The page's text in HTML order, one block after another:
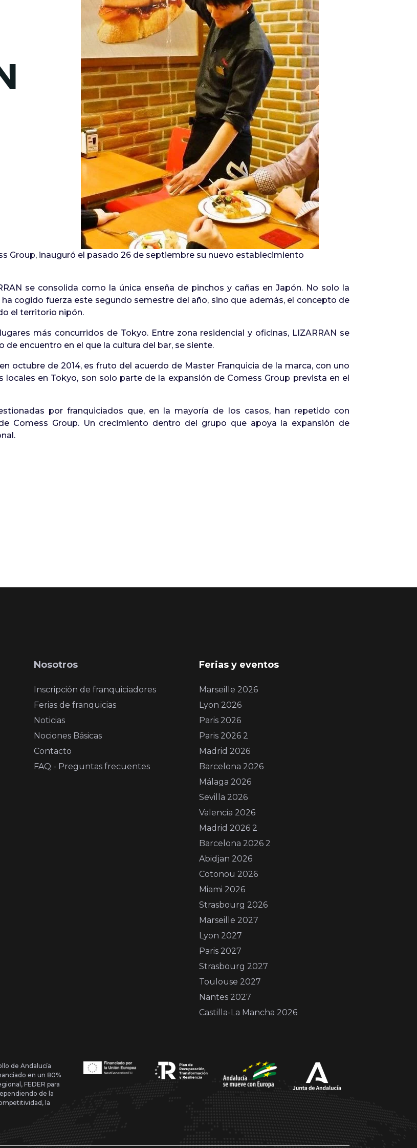
Madrid 2026 2 -08
Castilla-La Mancha
22 de octubre
Barcelona 2026 2 -
05 de noviembre
VER MÁS
Infórmate
Group, inauguró el pasado 26 de septiembre su nuevo establecimiento
se consolida como la única enseña de pinchos y cañas en Japón. No solo la
cogido fuerza este segundo semestre del año, sino que además, el concepto de
el territorio nipón.
más concurridos de Tokyo. Entre zona residencial y oficinas, LIZARRAN se
encuentro en el que la cultura del bar, se siente.
octubre de 2014, es fruto del acuerdo de Master Franquicia de la marca, con uno
en Tokyo, son solo parte de la expansión de Comess Group prevista en el
por franquiciados que, en la mayoría de los casos, han repetido con
Comess Group. Un crecimiento dentro del grupo que apoya la expansión de
Nosotros
Inscripción de franquiciadores
Ferias de franquicias
Noticias
Nociones Básicas
Contacto
FAQ - Preguntas frecuentes
Ferias y eventos
Marseille 2026
Lyon 2026
Paris 2026
Paris 2026 2
Madrid 2026
Barcelona 2026
Málaga 2026
Sevilla 2026
Valencia 2026
Madrid 2026 2
Barcelona 2026 2
Abidjan 2026
Cotonou 2026
Miami 2026
Strasbourg 2026
Marseille 2027
Lyon 2027
Paris 2027
Strasbourg 2027
Toulouse 2027
Nantes 2027
Castilla-La Mancha 2026
de Andalucía
en un 80%
FEDER para
de la
la